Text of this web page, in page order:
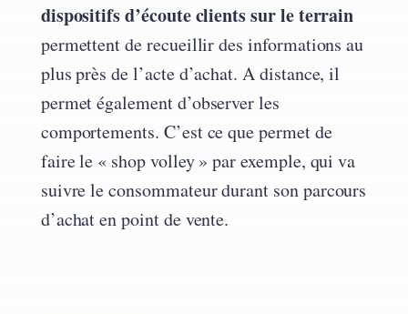
dispositifs d’écoute clients sur le terrain
permettent de recueillir des informations au
plus près de l’acte d’achat. A distance, il
permet également d’observer les
comportements. C’est ce que permet de
faire le « shop volley » par exemple, qui va
suivre le consommateur durant son parcours
d’achat en point de vente.